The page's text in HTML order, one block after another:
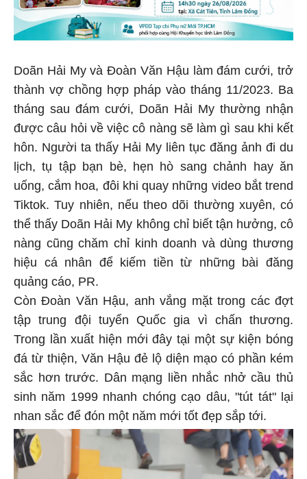
Doãn Hải My và Đoàn Văn Hậu làm đám cưới, trở
thành vợ chồng hợp pháp vào tháng 11/2023. Ba
tháng sau đám cưới, Doãn Hải My thường nhận
được câu hỏi về việc cô nàng sẽ làm gì sau khi kết
hôn. Người ta thấy Hải My liên tục đăng ảnh đi du
lịch, tụ tập bạn bè, hẹn hò sang chảnh hay ăn
uống, cắm hoa, đôi khi quay những video bắt trend
Tiktok. Tuy nhiên, nếu theo dõi thường xuyên, có
thể thấy Doãn Hải My không chỉ biết tận hưởng, cô
nàng cũng chăm chỉ kinh doanh và dùng thương
hiệu cá nhân để kiếm tiền từ những bài đăng
quảng cáo, PR.
Còn Đoàn Văn Hậu, anh vắng mặt trong các đợt
tập trung đội tuyển Quốc gia vì chấn thương.
Trong lần xuất hiện mới đây tại một sự kiện bóng
đá từ thiện, Văn Hậu đẻ lộ diện mạo có phần kém
sắc hơn trước. Dân mạng liền nhắc nhở cầu thủ
sinh năm 1999 nhanh chóng cạo dâu, "tút tát" lại
nhan sắc để đón một năm mới tốt đẹp sắp tới.